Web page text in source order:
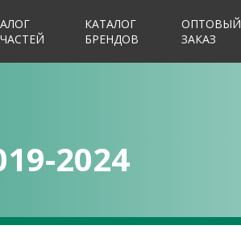
КАТАЛОГ
БРЕНДОВ
ОПТОВЫЙ
ЗАКАЗ
2024